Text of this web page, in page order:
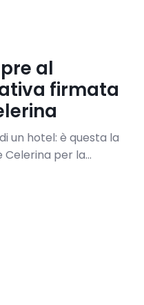
al
firmata
un hotel: è questa la
per la...